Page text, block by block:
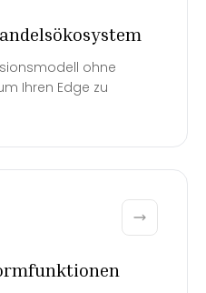
ohne
Ihren Edge zu